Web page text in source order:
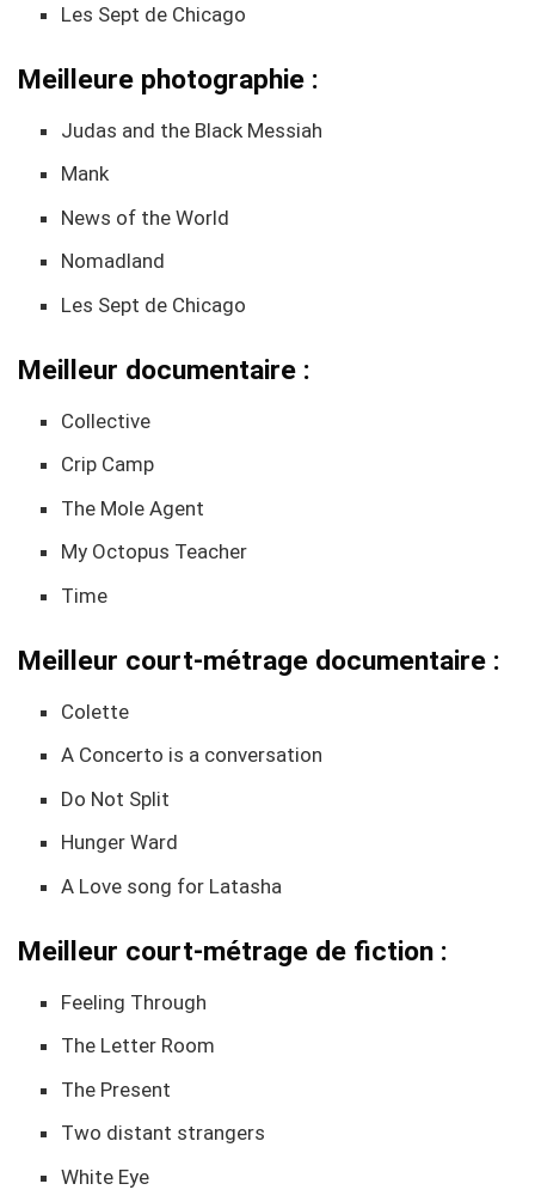
Les Sept de Chicago
Meilleure photographie :
Judas and the Black Messiah
Mank
News of the World
Nomadland
Les Sept de Chicago
Meilleur documentaire :
Collective
Crip Camp
The Mole Agent
My Octopus Teacher
Time
Meilleur court-métrage documentaire :
Colette
A Concerto is a conversation
Do Not Split
Hunger Ward
A Love song for Latasha
Meilleur court-métrage de fiction :
Feeling Through
The Letter Room
The Present
Two distant strangers
White Eye